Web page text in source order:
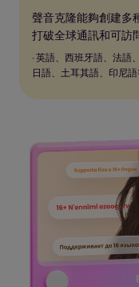
聲音克隆能夠創建多
打破全球通訊和可訪
· 英語、西班牙語、法語
日語、土耳其語、印尼語